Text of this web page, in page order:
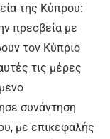
της Κύπρου:
πρεσβεία με
τον Κύπριο
τις μέρες
συνάντηση
με επικεφαλής